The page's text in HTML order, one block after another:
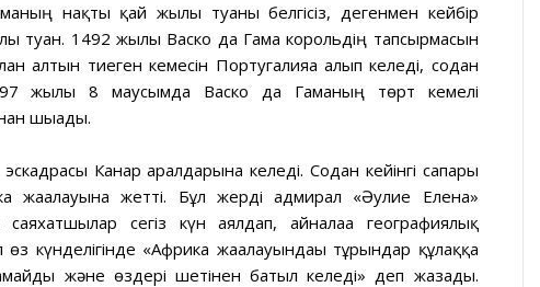
нақты қай жылы туғаны белгісіз, дегенмен кейбір
туған. 1492 жылы Васко да Гама корольдің тапсырмасын
алтын тиеген кемесін Португалияға алып келеді, содан
жылы 8 маусымда Васко да Гаманың төрт кемелі
шығады.
Канар аралдарына келеді. Содан кейінгі сапары
жағалауына жетті. Бұл жерді адмирал «Әулие Елена»
сегіз күн аялдап, айналаға географиялық
күнделігінде «Африка жағалауындағы тұрғындар құлаққа
және өздері шетінен батыл келеді» деп жазады.